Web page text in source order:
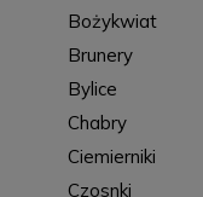
Bożykwiat
Brunery
Bylice
Chabry
Ciemierniki
Czosnki